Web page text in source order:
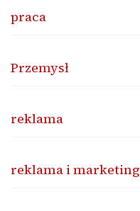
praca
Przemysł
reklama
reklama i marketing